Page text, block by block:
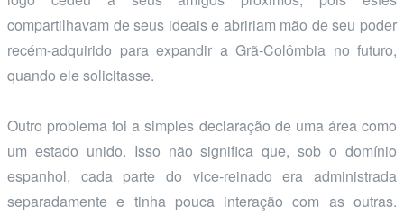
compartilhavam de seus ideais e abririam mão de seu poder
recém-adquirido para expandir a Grã-Colômbia no futuro,
quando ele solicitasse.
Outro problema foi a simples declaração de uma área como
um estado unido. Isso não significa que, sob o domínio
espanhol, cada parte do vice-reinado era administrada
separadamente e tinha pouca interação com as outras.